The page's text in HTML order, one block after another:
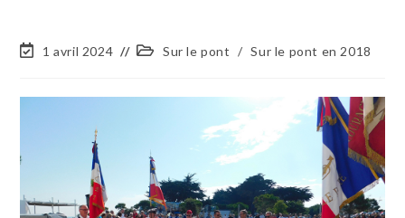
1 avril 2024 Sur le pont / Sur le pont en 2018